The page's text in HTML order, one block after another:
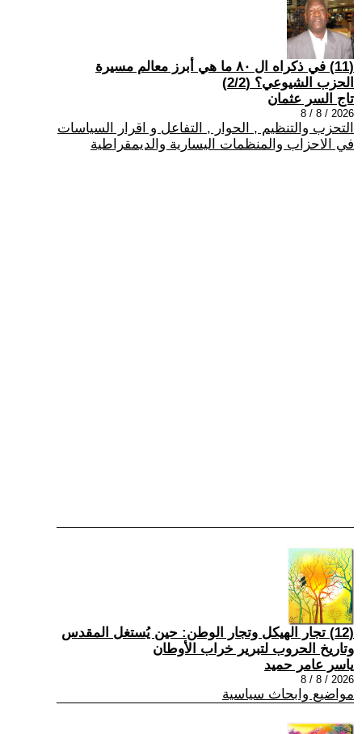
(11) في ذكراه ال ٨٠ ما هي أبرز معالم مسيرة
الحزب الشيوعي؟ (2/2)
تاج السر عثمان
2026 / 8 / 8
التحزب والتنظيم , الحوار , التفاعل و اقرار السياسات
في الاحزاب والمنظمات اليسارية والديمقراطية
(12) تجار الهيكل وتجار الوطن: حين يُستغل المقدس
وتاريخ الحروب لتبرير خراب الأوطان
ياسر عامر حميد
2026 / 8 / 8
مواضيع وابحاث سياسية